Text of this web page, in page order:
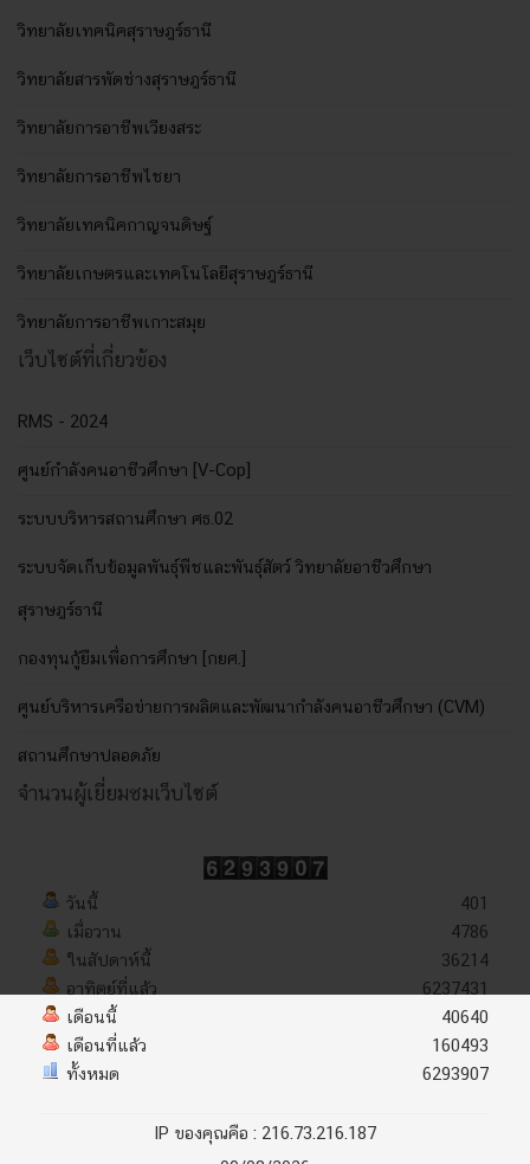
วิทยาลัยเทคนิคสุราษฎร์ธานี
วิทยาลัยสารพัดช่างสุราษฎร์ธานี
วิทยาลัยการอาชีพเวียงสระ
วิทยาลัยการอาชีพไชยา
วิทยาลัยเทคนิคกาญจนดิษฐ์
วิทยาลัยเกษตรและเทคโนโลยีสุราษฎร์ธานี
วิทยาลัยการอาชีพเกาะสมุย
เว็บไซต์ที่เกี่ยวข้อง
RMS - 2024
ศูนย์กำลังคนอาชีวศึกษา [V-Cop]
ระบบบริหารสถานศึกษา ศธ.02
ระบบจัดเก็บข้อมูลพันธุ์พืชและพันธุ์สัตว์ วิทยาลัยอาชีวศึกษา
สุราษฎร์ธานี
กองทุนกู้ยืมเพื่อการศึกษา [กยศ.]
ศูนย์บริหารเครือข่ายการผลิตและพัฒนากำลังคนอาชีวศึกษา (CVM)
สถานศึกษาปลอดภัย
จำนวนผู้เยี่ยมชมเว็บไซต์
วันนี้
เมื่อวาน
ในสัปดาห์นี้
อาทิตย์ที่แล้ว
เดือนนี้
เดือนที่แล้ว
ทั้งหมด
401
4786
36214
6237431
40640
160493
6293907
IP ของคุณคือ : 216.73.216.187